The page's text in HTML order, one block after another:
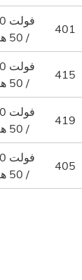
/ 50 هرتز
401
/ 50 هرتز
415
/ 50 هرتز
419
/ 50 هرتز
405